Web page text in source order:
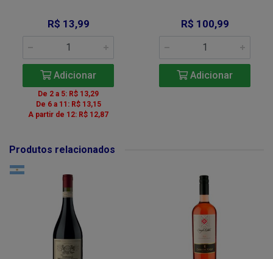
R$ 13,99
Adicionar
De 2 a 5: R$ 13,29
De 6 a 11: R$ 13,15
A partir de 12: R$ 12,87
R$ 100,99
Adicionar
Produtos relacionados